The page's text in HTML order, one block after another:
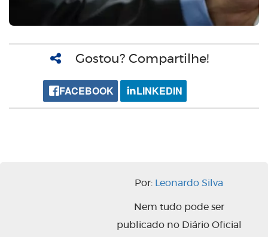
Gostou? Compartilhe!
FACEBOOK LINKEDIN
Por: Leonardo Silva
Nem tudo pode ser
publicado no Diário Oficial